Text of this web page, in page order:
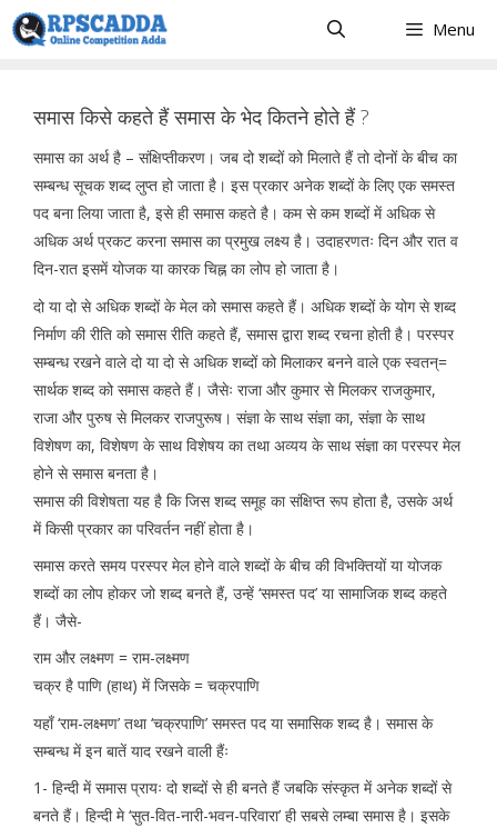
Skip
to
Menu
समास किसे कहते हैं समास के भेद कितने होते हैं ?
समास का अर्थ है – संक्षिप्तीकरण। जब दो शब्दों को मिलाते हैं तो दोनों के बीच का
सम्बन्ध सूचक शब्द लुप्त हो जाता है। इस प्रकार अनेक शब्दों के लिए एक समस्त
पद बना लिया जाता है, इसे ही समास कहते है। कम से कम शब्दों में अधिक से
अधिक अर्थ प्रकट करना समास का प्रमुख लक्ष्य है। उदाहरणतः दिन और रात व
दिन-रात इसमें योजक या कारक चिह्न का लोप हो जाता है।
दो या दो से अधिक शब्दों के मेल को समास कहते हैं। अधिक शब्दों के योग से शब्द
निर्माण की रीति को समास रीति कहते हैं, समास द्वारा शब्द रचना होती है। परस्पर
सम्बन्ध रखने वाले दो या दो से अधिक शब्दों को मिलाकर बनने वाले एक स्वतन्=
सार्थक शब्द को समास कहते हैं। जैसेः राजा और कुमार से मिलकर राजकुमार,
राजा और पुरुष से मिलकर राजपुरूष। संज्ञा के साथ संज्ञा का, संज्ञा के साथ
विशेषण का, विशेषण के साथ विशेषय का तथा अव्यय के साथ संज्ञा का परस्पर मेल
होने से समास बनता है।
समास की विशेषता यह है कि जिस शब्द समूह का संक्षिप्त रूप होता है, उसके अर्थ
में किसी प्रकार का परिवर्तन नहीं होता है।
समास करते समय परस्पर मेल होने वाले शब्दों के बीच की विभक्तियों या योजक
शब्दों का लोप होकर जो शब्द बनते हैं, उन्हें ‘समस्त पद’ या सामाजिक शब्द कहते
हैं। जैसे-
राम और लक्ष्मण = राम-लक्ष्मण
चक्र है पाणि (हाथ) में जिसके = चक्रपाणि
यहाँ ‘राम-लक्ष्मण’ तथा ‘चक्रपाणि’ समस्त पद या समासिक शब्द है। समास के
सम्बन्ध में इन बातें याद रखने वाली हैंः
1- हिन्दी में समास प्रायः दो शब्दों से ही बनते हैं जबकि संस्कृत में अनेक शब्दों से
बनते हैं। हिन्दी मे ‘सुत-वित-नारी-भवन-परिवारा’ ही सबसे लम्बा समास है। इसके